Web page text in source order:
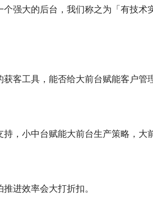
强大的后台，我们称之为「有技术
客工具，能否给大前台赋能客户管
，小中台赋能大前台生产策略，大
进效率会大打折扣。